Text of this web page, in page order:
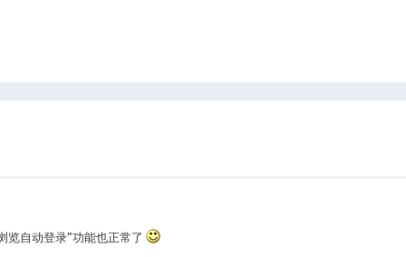
览自动登录”功能也正常了